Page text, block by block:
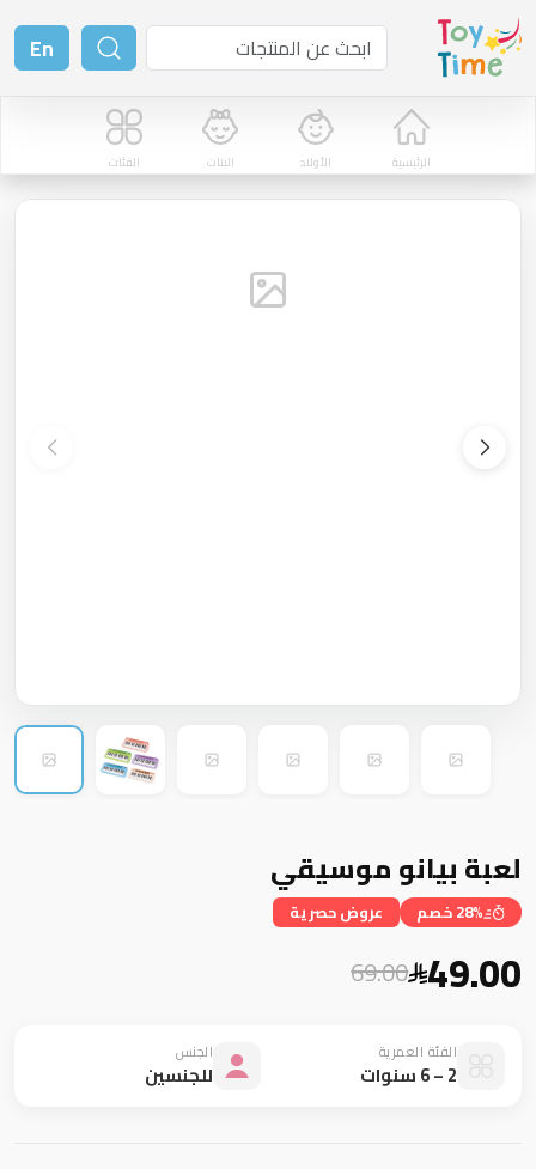
En
الرئيسية الأولاد البنات الفئات
لعبة بيانو موسيقي
28% خصم عروض حصرية
49.00
69.00
الفئة العمرية
2 – 6 سنوات
الجنس
للجنسين